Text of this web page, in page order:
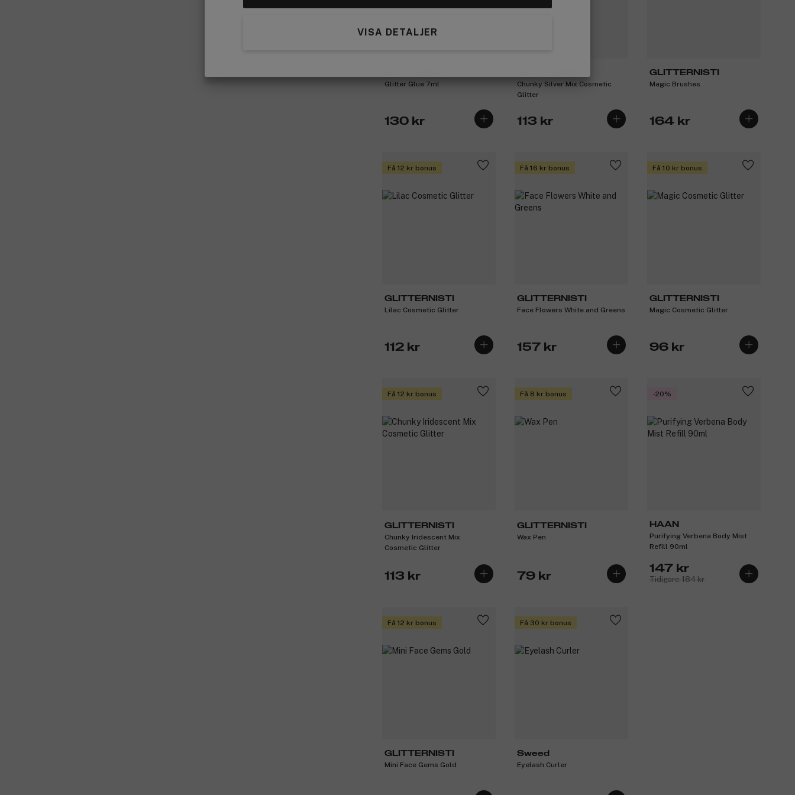
VISA DETALJER
Glitter Glue 7ml
130 kr
Chunky Silver Mix Cosmetic
Glitter
113 kr
GLITTERNISTI
Magic Brushes
164 kr
Få 12 kr bonus
GLITTERNISTI
Lilac Cosmetic Glitter
112 kr
Få 16 kr bonus
GLITTERNISTI
Face Flowers White and Greens
157 kr
Få 10 kr bonus
GLITTERNISTI
Magic Cosmetic Glitter
96 kr
Få 12 kr bonus
GLITTERNISTI
Chunky Iridescent Mix
Cosmetic Glitter
113 kr
Få 8 kr bonus
GLITTERNISTI
Wax Pen
79 kr
-20%
HAAN
Purifying Verbena Body Mist
Refill 90ml
147 kr
Tidigare 184 kr
Få 12 kr bonus
GLITTERNISTI
Mini Face Gems Gold
Få 30 kr bonus
Sweed
Eyelash Curler